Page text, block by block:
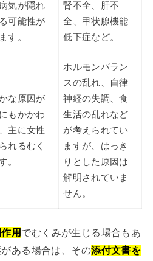
気が隠れ
可能性が
す。
腎不全、肝不
全、甲状腺機能
低下症など。
な原因が
もかかわ
主に女性
れるむく
。
ホルモンバラン
スの乱れ、自律
神経の失調、食
生活の乱れなど
が考えられてい
ますが、はっき
りとした原因は
解明されていま
せん。
用 でむくみが生じる場合もあ
ある場合は、その添付文書を